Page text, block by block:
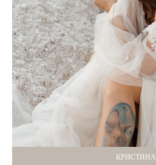
КРИСТИНА